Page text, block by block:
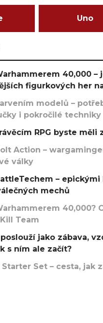
Uno
40,000 –
figurkových her
modelů –
i pokročilé techniky
RPG byste měli
Action –
války
–
mechů
40,000?
Team
jako zábava,
s ním ale začít?
Set – cesta, jak